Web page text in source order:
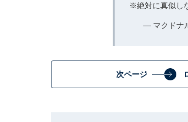
※絶対に真似し
— マクドナ
次ページ